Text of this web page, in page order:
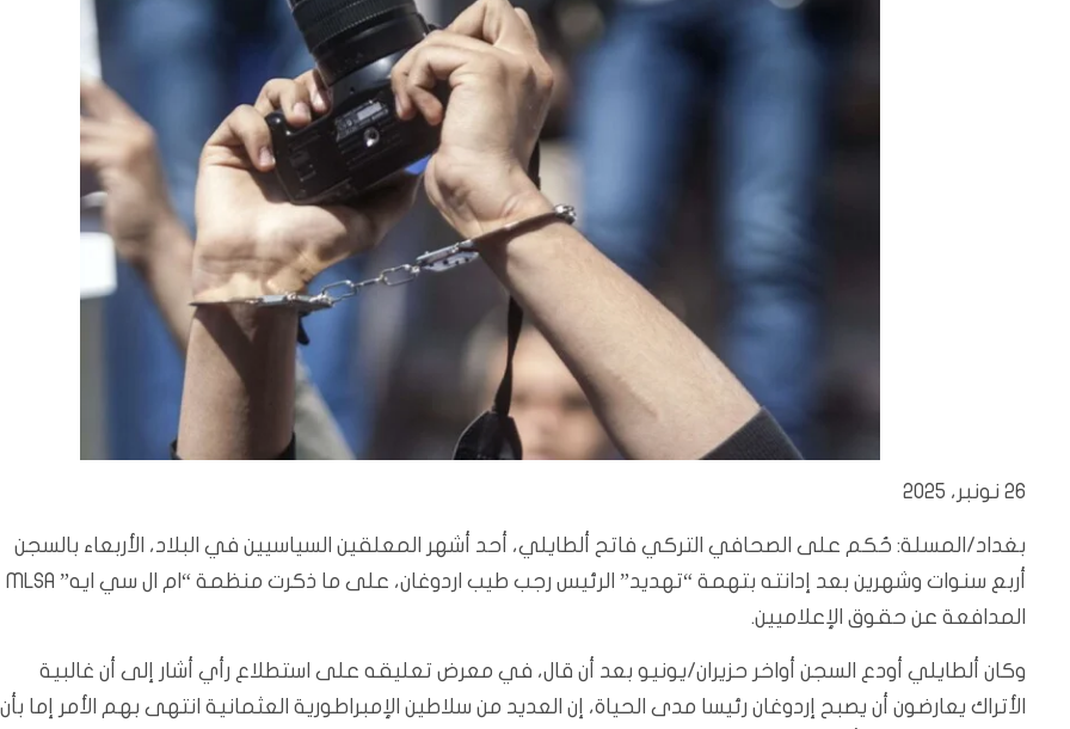
26 نونبر، 2025
بغداد/المسلة: حُكم على الصحافي التركي فاتح ألطايلي، أحد أشهر المعلقين السياسيين في البلاد، الأربعاء بالسجن
أربع سنوات وشهرين بعد إدانته بتهمة “تهديد” الرئيس رجب طيب اردوغان، على ما ذكرت منظمة “ام ال سي ايه” MLSA
المدافعة عن حقوق الإعلاميين.
وكان ألطايلي أودع السجن أواخر حزيران/يونيو بعد أن قال، في معرض تعليقه على استطلاع رأي أشار إلى أن غالبية
الأتراك يعارضون أن يصبح إردوغان رئيسا مدى الحياة، إن العديد من سلاطين الإمبراطورية العثمانية انتهى بهم الأمر إما بأن